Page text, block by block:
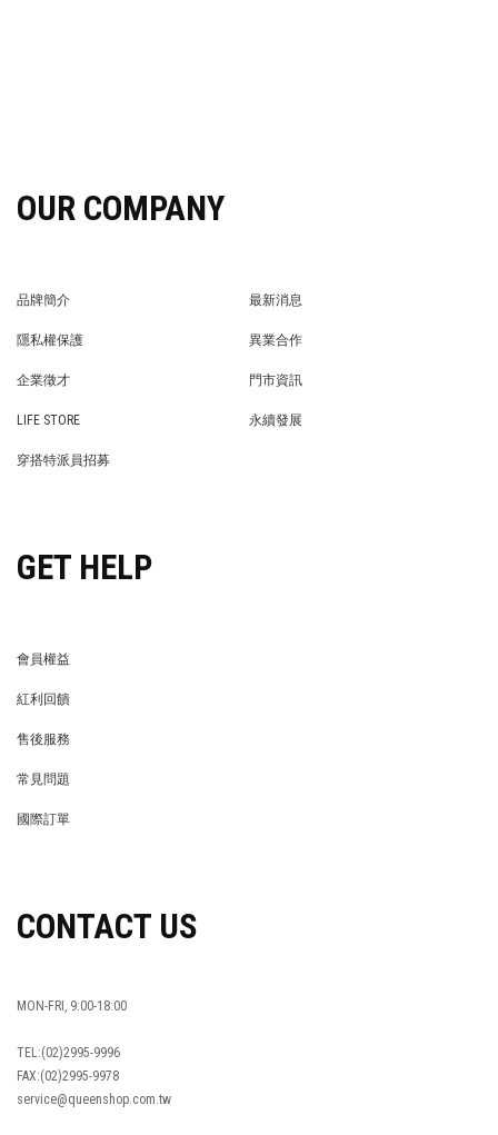
OUR COMPANY
品牌簡介
最新消息
隱私權保護
異業合作
企業徵才
門市資訊
LIFE STORE
永續發展
穿搭特派員招募
GET HELP
會員權益
紅利回饋
售後服務
常見問題
國際訂單
CONTACT US
MON-FRI, 9:00-18:00
TEL:(02)2995-9996
FAX:(02)2995-9978
service@queenshop.com.tw